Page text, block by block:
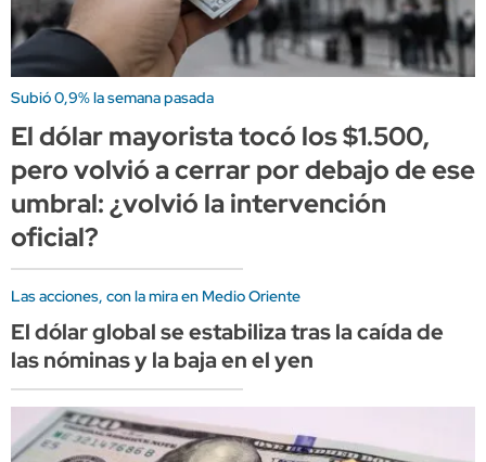
Subió 0,9% la semana pasada
El dólar mayorista tocó los $1.500,
pero volvió a cerrar por debajo de ese
umbral: ¿volvió la intervención
oficial?
Las acciones, con la mira en Medio Oriente
El dólar global se estabiliza tras la caída de
las nóminas y la baja en el yen